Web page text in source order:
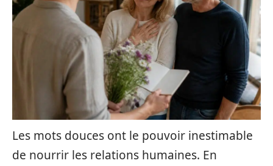
Les mots douces ont le pouvoir inestimable
de nourrir les relations humaines. En